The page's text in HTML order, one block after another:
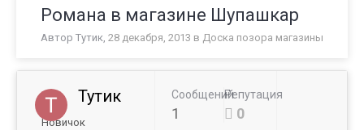
Романа в магазине Шупашкар
Автор Тутик, 28 декабря, 2013 в Доска позора магазины
Тутик
Новичок
Сообщений
1
Репутация
0